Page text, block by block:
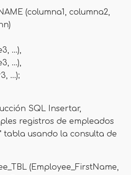
(columna1, columna2,
...),
...),
...);
SQL Insertar,
registros de empleados
tabla usando la consulta de
(Employee_FirstName,